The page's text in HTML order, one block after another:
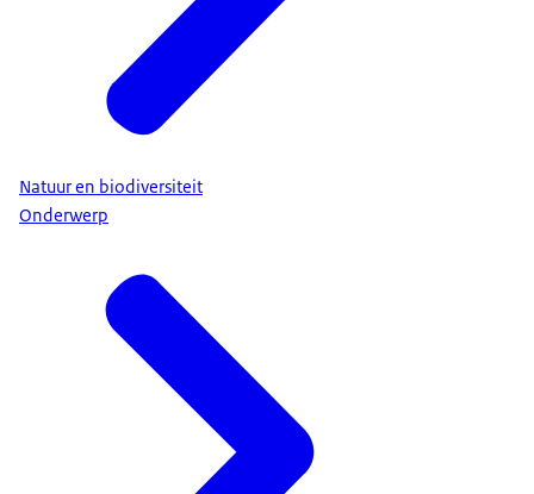
Natuur en biodiversiteit
Onderwerp